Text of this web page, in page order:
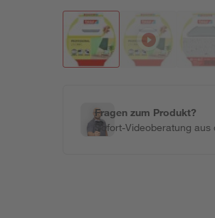
Fragen zum Produkt?
Sofort-Videoberatung